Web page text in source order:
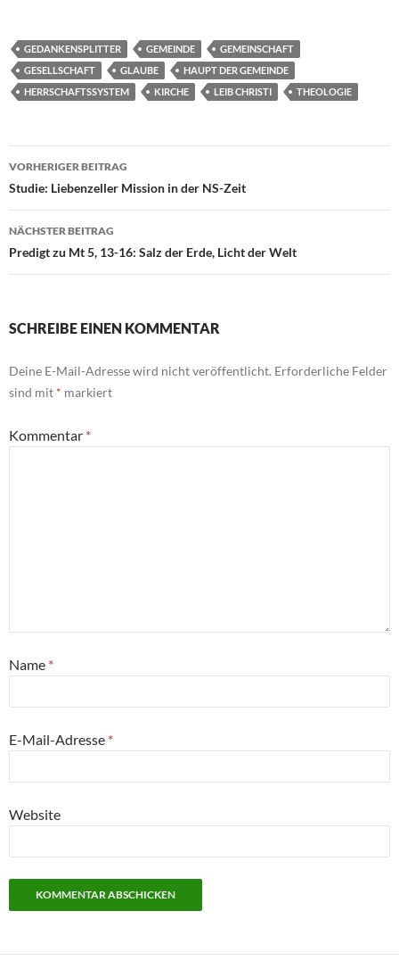
GEDANKENSPLITTER GEMEINDE
GEMEINSCHAFT
GESELLSCHAFT
GLAUBE
HAUPT DER GEMEINDE
HERRSCHAFTSSYSTEM
KIRCHE LEIB CHRISTI THEOLOGIE
Beitragsnavigation
VORHERIGER BEITRAG
Studie: Liebenzeller Mission in der NS-Zeit
NÄCHSTER BEITRAG
Predigt zu Mt 5, 13-16: Salz der Erde, Licht der Welt
SCHREIBE EINEN KOMMENTAR
Deine E-Mail-Adresse wird nicht veröffentlicht. Erforderliche Felder
sind mit * markiert
Kommentar *
Name *
E-Mail-Adresse *
Website